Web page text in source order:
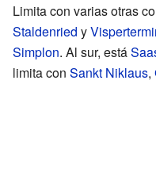
Limita con varias otras
Staldenried y
Simplon. Al sur, está
limita con Sankt Niklaus,